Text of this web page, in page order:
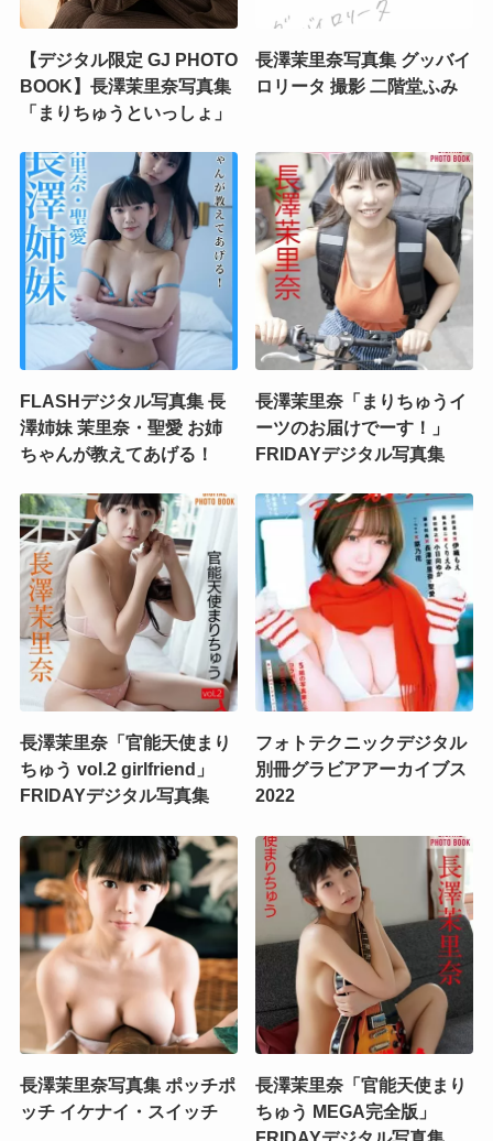
【デジタル限定 GJ PHOTO
BOOK】長澤茉里奈写真集
「まりちゅうといっしょ」
長澤茉里奈写真集 グッバイ
ロリータ 撮影 二階堂ふみ
FLASHデジタル写真集 長
澤姉妹 茉里奈・聖愛 お姉
ちゃんが教えてあげる！
長澤茉里奈「まりちゅうイ
ーツのお届けでーす！」
FRIDAYデジタル写真集
長澤茉里奈「官能天使まり
ちゅう vol.2 girlfriend」
FRIDAYデジタル写真集
フォトテクニックデジタル
別冊グラビアアーカイブス
2022
長澤茉里奈写真集 ポッチポ
ッチ イケナイ・スイッチ
長澤茉里奈「官能天使まり
ちゅう MEGA完全版」